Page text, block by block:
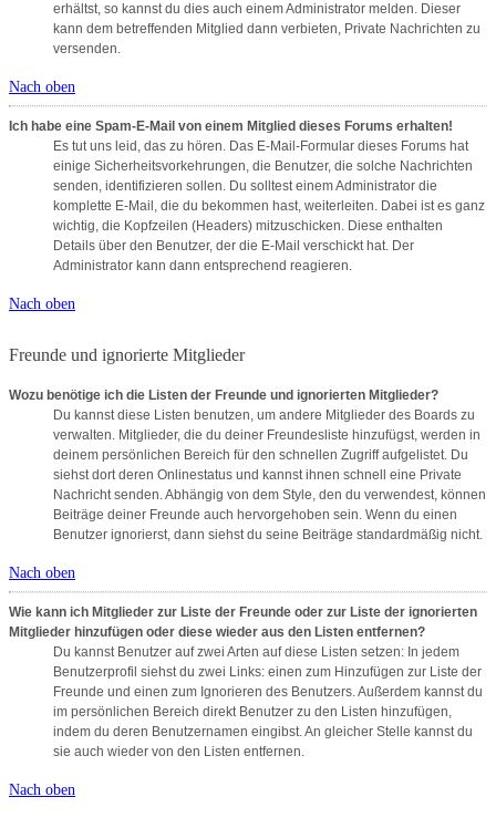
erhältst, so kannst du dies auch einem Administrator melden. Dieser
kann dem betreffenden Mitglied dann verbieten, Private Nachrichten zu
versenden.
Nach oben
Ich habe eine Spam-E-Mail von einem Mitglied dieses Forums erhalten!
Es tut uns leid, das zu hören. Das E-Mail-Formular dieses Forums hat
einige Sicherheitsvorkehrungen, die Benutzer, die solche Nachrichten
senden, identifizieren sollen. Du solltest einem Administrator die
komplette E-Mail, die du bekommen hast, weiterleiten. Dabei ist es ganz
wichtig, die Kopfzeilen (Headers) mitzuschicken. Diese enthalten
Details über den Benutzer, der die E-Mail verschickt hat. Der
Administrator kann dann entsprechend reagieren.
Nach oben
Freunde und ignorierte Mitglieder
Wozu benötige ich die Listen der Freunde und ignorierten Mitglieder?
Du kannst diese Listen benutzen, um andere Mitglieder des Boards zu
verwalten. Mitglieder, die du deiner Freundesliste hinzufügst, werden in
deinem persönlichen Bereich für den schnellen Zugriff aufgelistet. Du
siehst dort deren Onlinestatus und kannst ihnen schnell eine Private
Nachricht senden. Abhängig von dem Style, den du verwendest, können
Beiträge deiner Freunde auch hervorgehoben sein. Wenn du einen
Benutzer ignorierst, dann siehst du seine Beiträge standardmäßig nicht.
Nach oben
Wie kann ich Mitglieder zur Liste der Freunde oder zur Liste der ignorierten
Mitglieder hinzufügen oder diese wieder aus den Listen entfernen?
Du kannst Benutzer auf zwei Arten auf diese Listen setzen: In jedem
Benutzerprofil siehst du zwei Links: einen zum Hinzufügen zur Liste der
Freunde und einen zum Ignorieren des Benutzers. Außerdem kannst du
im persönlichen Bereich direkt Benutzer zu den Listen hinzufügen,
indem du deren Benutzernamen eingibst. An gleicher Stelle kannst du
sie auch wieder von den Listen entfernen.
Nach oben